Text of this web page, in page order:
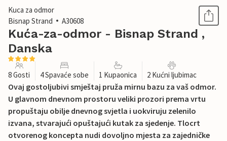
Kuca za odmor
Bisnap Strand
A30608
Kuća-za-odmor - Bisnap Strand ,
Danska
8 Gosti 4 Spavaće sobe 1 Kupaonica 2 Kućni ljubimac
Ovaj gostoljubivi smještaj pruža mirnu bazu za vaš odmor.
U glavnom dnevnom prostoru veliki prozori prema vrtu
propuštaju obilje dnevnog svjetla i uokviruju zelenilo
izvana, stvarajući opuštajući kutak za sjedenje. Tlocrt
otvorenog koncepta nudi dovoljno mjesta za zajedničke